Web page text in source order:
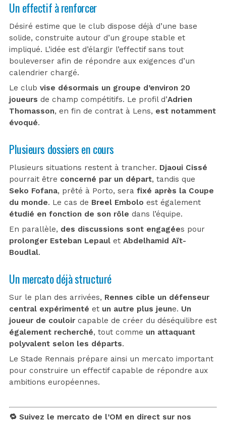
Un effectif à renforcer
Désiré estime que le club dispose déjà d’une base
solide, construite autour d’un groupe stable et
impliqué. L’idée est d’élargir l’effectif sans tout
bouleverser afin de répondre aux exigences d’un
calendrier chargé.
Le club vise désormais un groupe d’environ 20
joueurs de champ compétitifs. Le profil d’Adrien
Thomasson, en fin de contrat à Lens, est notamment
évoqué.
Plusieurs dossiers en cours
Plusieurs situations restent à trancher. Djaoui Cissé
pourrait être concerné par un départ, tandis que
Seko Fofana, prêté à Porto, sera fixé après la Coupe
du monde. Le cas de Breel Embolo est également
étudié en fonction de son rôle dans l’équipe.
En parallèle, des discussions sont engagées pour
prolonger Esteban Lepaul et Abdelhamid Aït-
Boudlal.
Un mercato déjà structuré
Sur le plan des arrivées, Rennes cible un défenseur
central expérimenté et un autre plus jeune. Un
joueur de couloir capable de créer du déséquilibre est
également recherché, tout comme un attaquant
polyvalent selon les départs.
Le Stade Rennais prépare ainsi un mercato important
pour construire un effectif capable de répondre aux
ambitions européennes.
🔁 Suivez le mercato de l’OM en direct sur nos